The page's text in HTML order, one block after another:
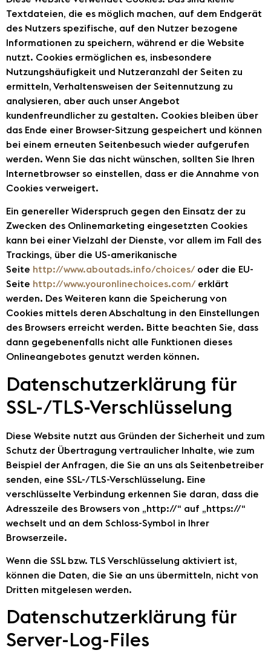
Textdateien, die es möglich machen, auf dem Endgerät
des Nutzers spezifische, auf den Nutzer bezogene
Informationen zu speichern, während er die Website
nutzt. Cookies ermöglichen es, insbesondere
Nutzungshäufigkeit und Nutzeranzahl der Seiten zu
ermitteln, Verhaltensweisen der Seitennutzung zu
analysieren, aber auch unser Angebot
kundenfreundlicher zu gestalten. Cookies bleiben über
das Ende einer Browser-Sitzung gespeichert und können
bei einem erneuten Seitenbesuch wieder aufgerufen
werden. Wenn Sie das nicht wünschen, sollten Sie Ihren
Internetbrowser so einstellen, dass er die Annahme von
Cookies verweigert.
Ein genereller Widerspruch gegen den Einsatz der zu
Zwecken des Onlinemarketing eingesetzten Cookies
kann bei einer Vielzahl der Dienste, vor allem im Fall des
Trackings, über die US-amerikanische
Seite http://www.aboutads.info/choices/oder die EU-
Seite http://www.youronlinechoices.com/erklärt
werden. Des Weiteren kann die Speicherung von
Cookies mittels deren Abschaltung in den Einstellungen
des Browsers erreicht werden. Bitte beachten Sie, dass
dann gegebenenfalls nicht alle Funktionen dieses
Onlineangebotes genutzt werden können.
Datenschutzerklärung für
SSL-/TLS-Verschlüsselung
Diese Website nutzt aus Gründen der Sicherheit und zum
Schutz der Übertragung vertraulicher Inhalte, wie zum
Beispiel der Anfragen, die Sie an uns als Seitenbetreiber
senden, eine SSL-/TLS-Verschlüsselung. Eine
verschlüsselte Verbindung erkennen Sie daran, dass die
Adresszeile des Browsers von „http://“ auf „https://“
wechselt und an dem Schloss-Symbol in Ihrer
Browserzeile.
Wenn die SSL bzw. TLS Verschlüsselung aktiviert ist,
können die Daten, die Sie an uns übermitteln, nicht von
Dritten mitgelesen werden.
Datenschutzerklärung für
Server-Log-Files